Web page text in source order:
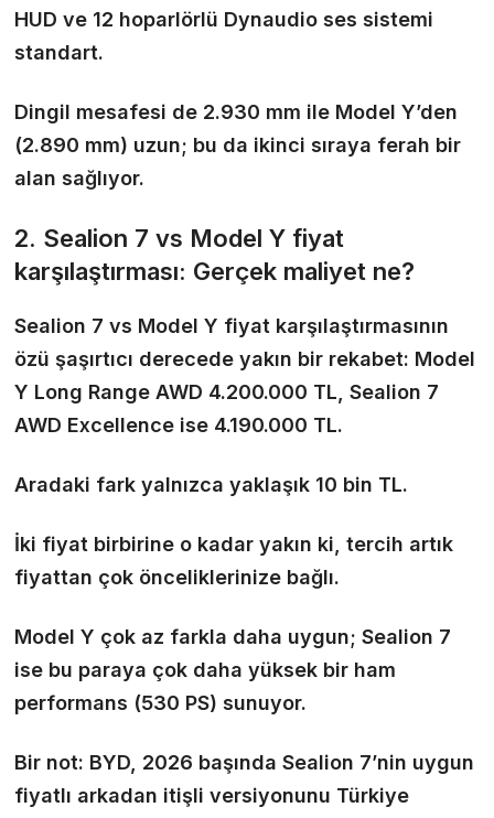
HUD ve 12 hoparlörlü Dynaudio ses sistemi
standart.
Dingil mesafesi de 2.930 mm ile Model Y’den
(2.890 mm) uzun; bu da ikinci sıraya ferah bir
alan sağlıyor.
2. Sealion 7 vs Model Y fiyat
karşılaştırması: Gerçek maliyet ne?
Sealion 7 vs Model Y fiyat karşılaştırmasının
özü şaşırtıcı derecede yakın bir rekabet: Model
Y Long Range AWD 4.200.000 TL, Sealion 7
AWD Excellence ise 4.190.000 TL.
Aradaki fark yalnızca yaklaşık 10 bin TL.
İki fiyat birbirine o kadar yakın ki, tercih artık
fiyattan çok önceliklerinize bağlı.
Model Y çok az farkla daha uygun; Sealion 7
ise bu paraya çok daha yüksek bir ham
performans (530 PS) sunuyor.
Bir not: BYD, 2026 başında Sealion 7’nin uygun
fiyatlı arkadan itişli versiyonunu Türkiye